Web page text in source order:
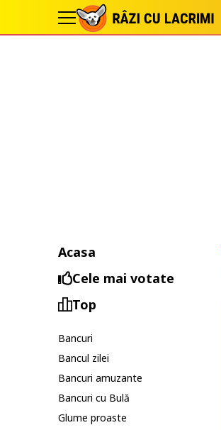
Acasa
Cele mai votate
Top
Bancuri
Bancul zilei
Bancuri amuzante
Bancuri cu Bulă
Glume proaste